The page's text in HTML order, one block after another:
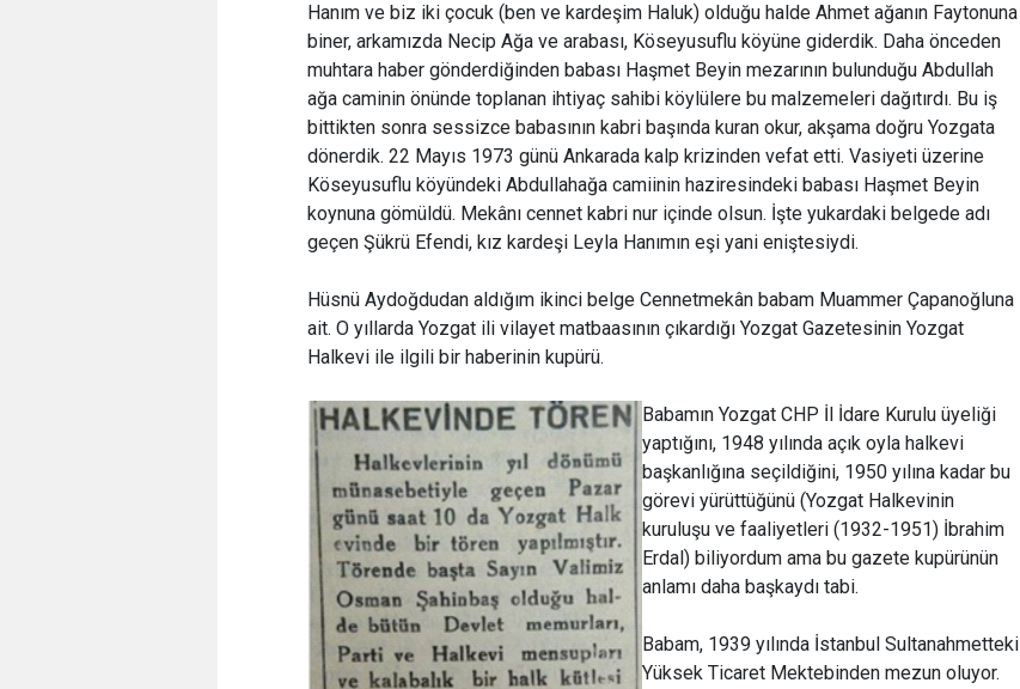
Hanım ve biz iki çocuk (ben ve kardeşim Haluk) olduğu halde Ahmet ağanın Faytonuna
biner, arkamızda Necip Ağa ve arabası, Köseyusuflu köyüne giderdik. Daha önceden
muhtara haber gönderdiğinden babası Haşmet Beyin mezarının bulunduğu Abdullah
ağa caminin önünde toplanan ihtiyaç sahibi köylülere bu malzemeleri dağıtırdı. Bu iş
bittikten sonra sessizce babasının kabri başında kuran okur, akşama doğru Yozgata
dönerdik. 22 Mayıs 1973 günü Ankarada kalp krizinden vefat etti. Vasiyeti üzerine
Köseyusuflu köyündeki Abdullahağa camiinin haziresindeki babası Haşmet Beyin
koynuna gömüldü. Mekânı cennet kabri nur içinde olsun. İşte yukardaki belgede adı
geçen Şükrü Efendi, kız kardeşi Leyla Hanımın eşi yani eniştesiydi.
Hüsnü Aydoğdudan aldığım ikinci belge Cennetmekân babam Muammer Çapanoğluna
ait. O yıllarda Yozgat ili vilayet matbaasının çıkardığı Yozgat Gazetesinin Yozgat
Halkevi ile ilgili bir haberinin kupürü.
Babamın Yozgat CHP İl İdare Kurulu üyeliği
yaptığını, 1948 yılında açık oyla halkevi
başkanlığına seçildiğini, 1950 yılına kadar bu
görevi yürüttüğünü (Yozgat Halkevinin
kuruluşu ve faaliyetleri (1932-1951) İbrahim
Erdal) biliyordum ama bu gazete kupürünün
anlamı daha başkaydı tabi.
Babam, 1939 yılında İstanbul Sultanahmetteki
Yüksek Ticaret Mektebinden mezun oluyor.